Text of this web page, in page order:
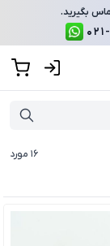
بگیرید.
16 مورد